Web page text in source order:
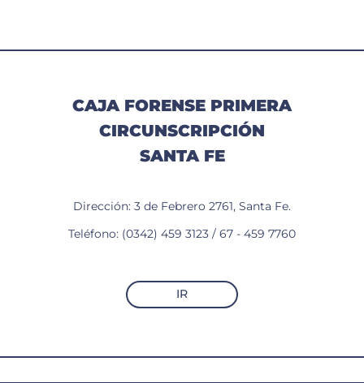
CAJA FORENSE PRIMERA
CIRCUNSCRIPCIÓN
SANTA FE
Dirección: 3 de Febrero 2761, Santa Fe.
Teléfono: (0342) 459 3123 / 67 - 459 7760
IR